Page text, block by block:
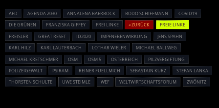
AFD AGENDA 2030 ANNALENA BAERBOCK BODO SCHIFFMANN
COVID19
DIE GRÜNEN
FRANZISKA GIFFEY FREI LINKE « ZURÜCK
FREIE LINKE
FREISLER
GREAT RESET ID2020 IMPFNEBENWIRKUNG
JENS SPAHN
KARL HILZ
KARL LAUTERBACH LOTHAR WIELER
MICHAEL BALLWEG
MICHAEL KRETSCHMER
OSM OSM 5 ÖSTERREICH
PILZVERGIFTUNG
POLIZEIGEWALT
PSIRAM REINER FUELLMICH SEBASTAIN KURZ
STEFAN LANKA
THORSTEN SCHULTE
UWE STEIMLE WEF WELTWIRTSCHAFTSFORUM ZWÖNITZ